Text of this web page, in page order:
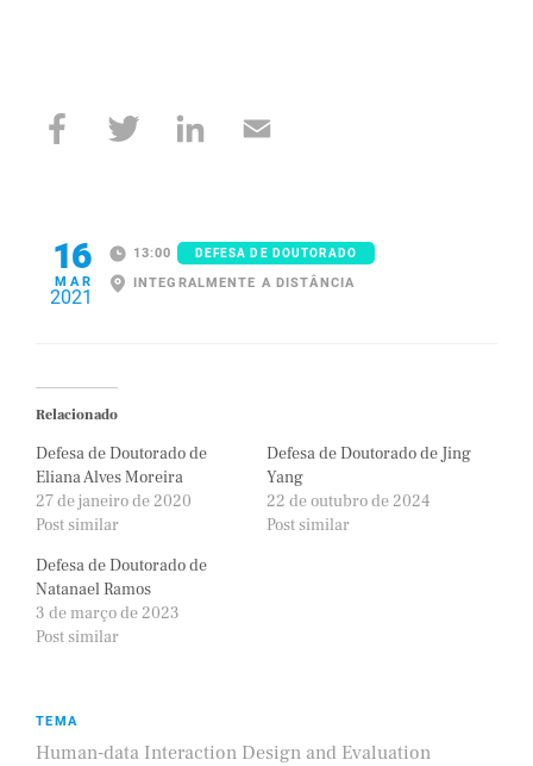
16
MAR
2021
13:00 DEFESA DE DOUTORADO
INTEGRALMENTE A DISTÂNCIA
Relacionado
Defesa de Doutorado de
Eliana Alves Moreira
27 de janeiro de 2020
Post similar
Defesa de Doutorado de Jing
Yang
22 de outubro de 2024
Post similar
Defesa de Doutorado de
Natanael Ramos
3 de março de 2023
Post similar
TEMA
Human-data Interaction Design and Evaluation